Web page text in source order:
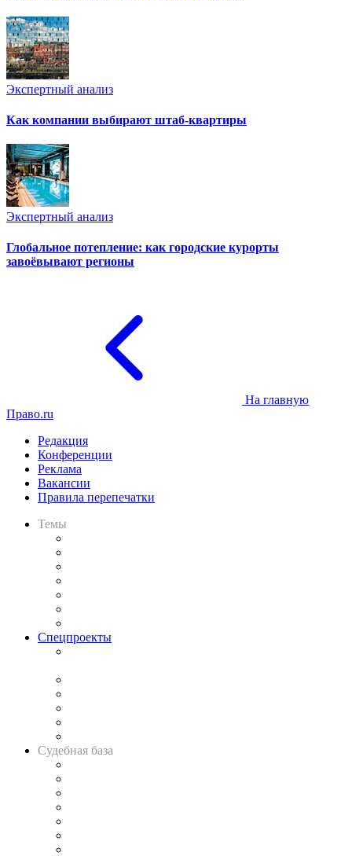
Экспертный анализ
Как компании выбирают штаб-квартиры
Экспертный анализ
Глобальное потепление: как городские курорты
завоёвывают регионы
На главную
Право.ru
Редакция
Конференции
Реклама
Вакансии
Правила перепечатки
Темы
Спецпроекты
Судебная база